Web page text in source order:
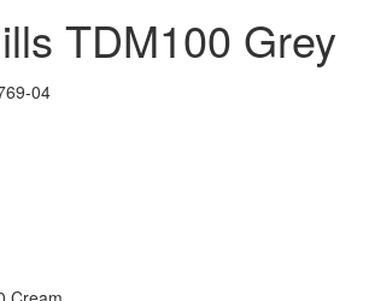
TDM100 Grey
04